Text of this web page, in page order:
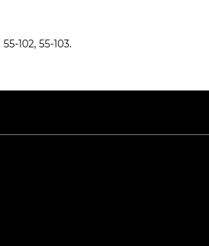
102, 55-103.